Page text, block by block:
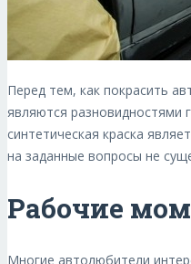
Перед тем, как покрасить
являются разновидностями
синтетическая краска
на заданные вопросы не
Рабочие
Многие автолюбители